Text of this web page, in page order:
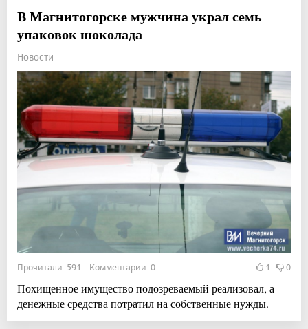
В Магнитогорске мужчина украл семь
упаковок шоколада
Новости
Прочитали: 591 Комментарии: 0 1 0
Похищенное имущество подозреваемый реализовал, а
денежные средства потратил на собственные нужды.